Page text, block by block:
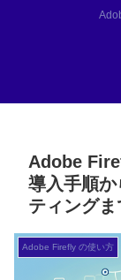
Adobe
導入手順
ティング
Adobe Firefly の使い方